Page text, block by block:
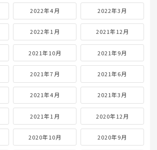
2022年4月 2022年3月
2022年1月 2021年12月
2021年10月 2021年9月
2021年7月 2021年6月
2021年4月 2021年3月
2021年1月 2020年12月
2020年10月 2020年9月